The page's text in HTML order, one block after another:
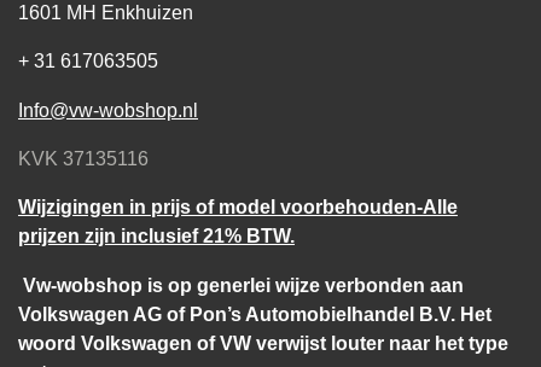
1601 MH Enkhuizen
+ 31 617063505
Info@vw-wobshop.nl
KVK 37135116
Wijzigingen in prijs of model voorbehouden-Alle
prijzen zijn inclusief 21% BTW.
Vw-wobshop is op generlei wijze verbonden aan
Volkswagen AG of Pon’s Automobielhandel B.V. Het
woord Volkswagen of VW verwijst louter naar het type